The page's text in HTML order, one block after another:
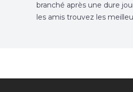
branché après une dure
les amis trouvez les